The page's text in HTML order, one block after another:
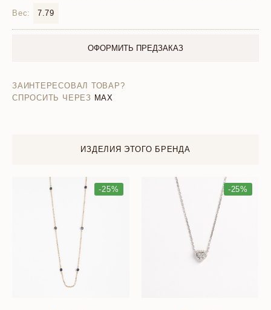
Вес: 7.79
ОФОРМИТЬ ПРЕДЗАКАЗ
ЗАИНТЕРЕСОВАЛ ТОВАР?
СПРОСИТЬ ЧЕРЕЗ MAX
ИЗДЕЛИЯ ЭТОГО БРЕНДА
-25% -25%